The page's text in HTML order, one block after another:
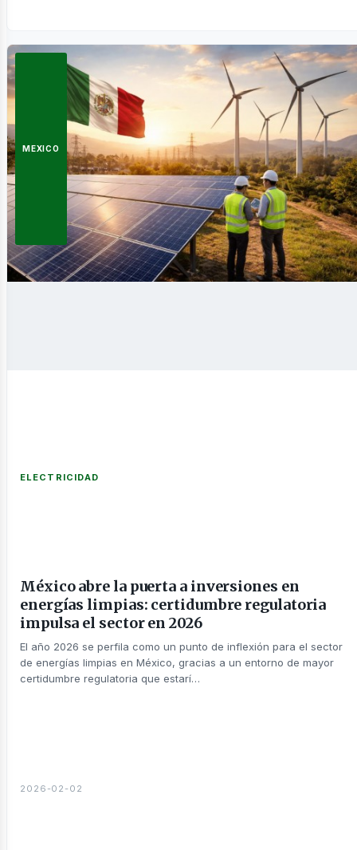
MEXICO
ELECTRICIDAD
México abre la puerta a inversiones en
energías limpias: certidumbre regulatoria
impulsa el sector en 2026
El año 2026 se perfila como un punto de inflexión para el sector
de energías limpias en México, gracias a un entorno de mayor
certidumbre regulatoria que estarí…
2026-02-02